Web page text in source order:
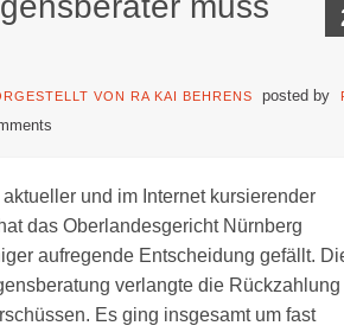
VON RA KAI BEHRENS posted by
und im Internet kursierender
das Oberlandesgericht Nürnberg
aufregende Entscheidung gefällt.
verlangte die Rückzahlung
Es ging insgesamt um fast